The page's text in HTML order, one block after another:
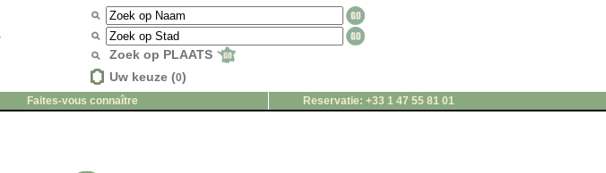
Zoek op PLAATS
Uw keuze (0)
Faites-vous connaître
Reservatie: +33 1 47 55 81 01